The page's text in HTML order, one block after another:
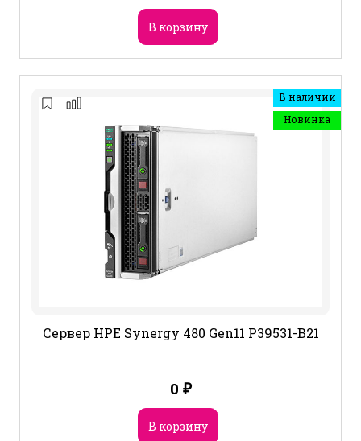
В корзину
В наличии
Новинка
Сервер HPE Synergy 480 Gen11 P39531-B21
0 ₽
В корзину